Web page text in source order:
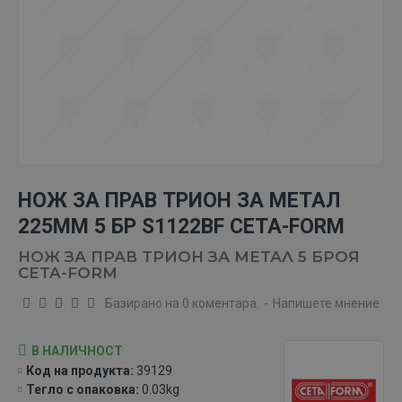
НОЖ ЗА ПРАВ ТРИОН ЗА МЕТАЛ
225ММ 5 БР S1122BF CETA-FORM
НОЖ ЗА ПРАВ ТРИОН ЗА МЕТАЛ 5 БРОЯ
CETA-FORM
В НАЛИЧНОСТ
Код на продукта: 39129
Тегло с опаковка: 0.03kg
Базирано на 0 коментара. - Напишете мнение